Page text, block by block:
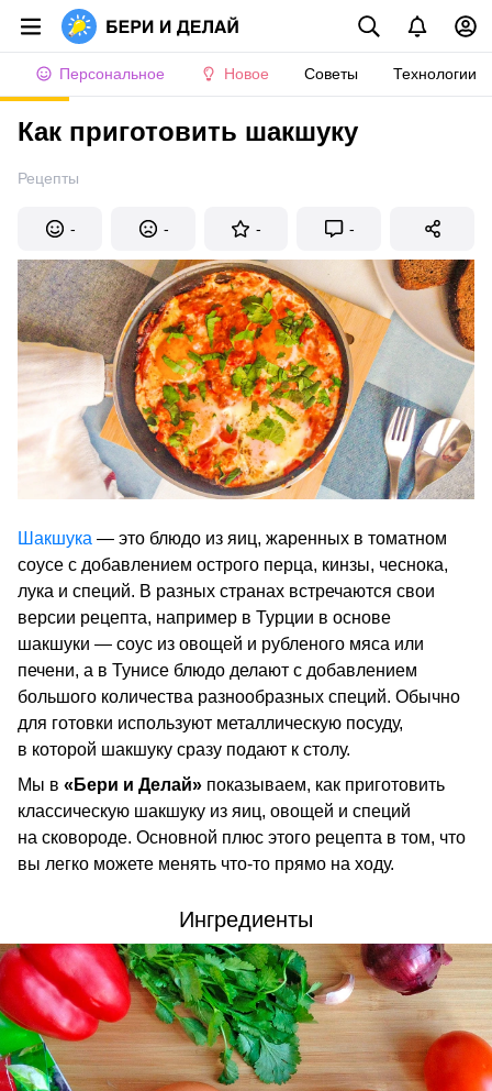
Персональное Новое Советы Технологии
Как приготовить шакшуку
Рецепты
- - - -
Шакшука — это блюдо из яиц, жаренных в томатном
соусе с добавлением острого перца, кинзы, чеснока,
лука и специй. В разных странах встречаются свои
версии рецепта, например в Турции в основе
шакшуки — соус из овощей и рубленого мяса или
печени, а в Тунисе блюдо делают с добавлением
большого количества разнообразных специй. Обычно
для готовки используют металлическую посуду,
в которой шакшуку сразу подают к столу.
Мы в «Бери и Делай» показываем, как приготовить
классическую шакшуку из яиц, овощей и специй
на сковороде. Основной плюс этого рецепта в том, что
вы легко можете менять что-то прямо на ходу.
Ингредиенты